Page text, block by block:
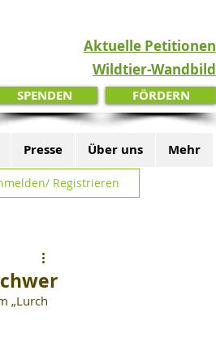
Aktuelle Petitionen
Wildtier-Wandbild
SPENDEN FÖRDERN
Presse Über uns Mehr
Registrieren
„Lurch